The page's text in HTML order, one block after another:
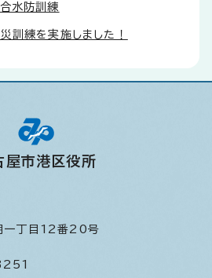
水防訓練
訓練を実施しました！
屋市港区役所
一丁目12番20号